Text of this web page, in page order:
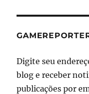
Digite seu
blog e receber
publicações por